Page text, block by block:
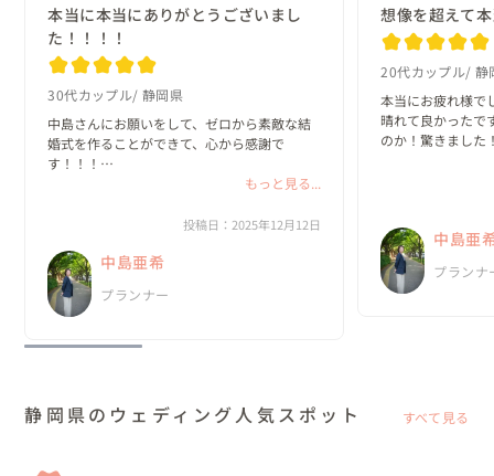
本当に本当にありがとうございまし
た！！！！
30代カップル 静岡県
中島さんにお願いをして、ゼロから素敵な結
婚式を作ることができて、心から感謝で
す！！！
スタッフの皆さまは全力を尽くして下さり、
自由なゲストと初めての場所と持ち込みスタ
ありがとうございます✨...
もっと見る...
投稿日：2025年12月12日
中島亜希
プランナー
想像を超えて
20代カップル 静
本当にお疲れ様で
晴れて良かったで
のか！驚きました
中島亜
プランナ
静岡県のウェディング人気スポット すべて見る